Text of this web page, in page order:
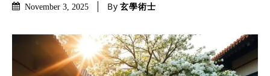
November 3, 2025 By 玄學術士